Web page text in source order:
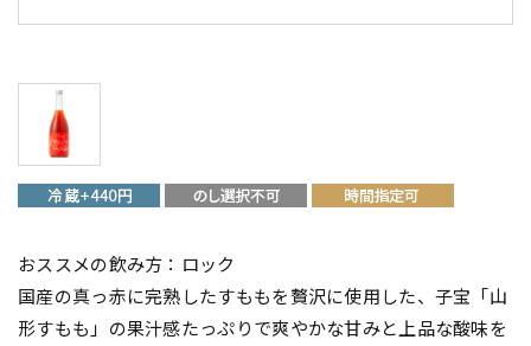
おススメの飲み方：ロック
国産の真っ赤に完熟したすももを贅沢に使用した、子宝「山
形すもも」の果汁感たっぷりで爽やかな甘みと上品な酸味を